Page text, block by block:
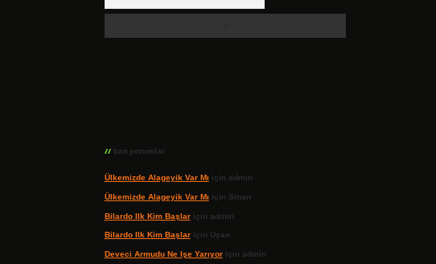
Son yorumlar
Ülkemizde Alageyik Var Mı için admin
Ülkemizde Alageyik Var Mı için Sinan
Bilardo Ilk Kim Başlariçin admin
Bilardo Ilk Kim Başlariçin Uçan
Deveci Armudu Ne Işe Yarıyoriçin admin